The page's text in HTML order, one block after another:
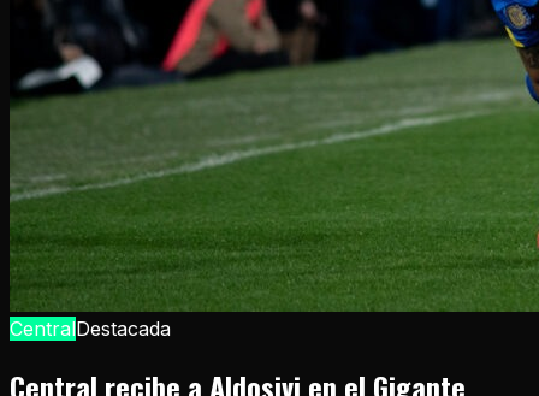
CentralDestacada
Central recibe a Aldosivi en el Gigante